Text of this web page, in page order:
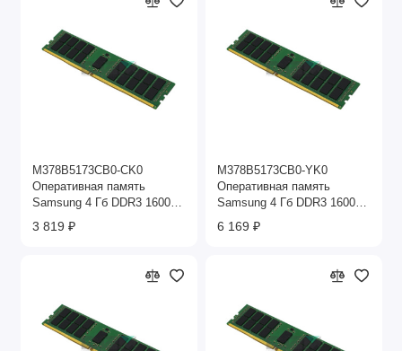
M378B5173CB0-CK0
Оперативная память
Samsung 4 Гб DDR3 1600
МГц
3 819 ₽
M378B5173CB0-YK0
Оперативная память
Samsung 4 Гб DDR3 1600
МГц
6 169 ₽